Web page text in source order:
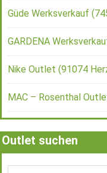
Güde Werksverkauf
GARDENA
Nike Outlet (91074
MAC – Rosenthal
Outlet suchen